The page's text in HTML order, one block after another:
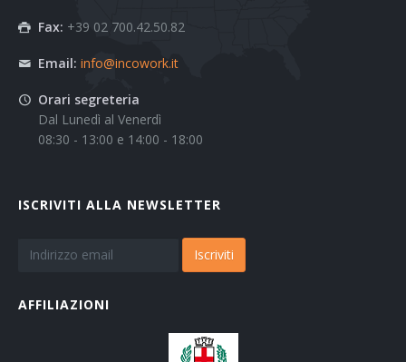
Fax: +39 02 700.42.50.82
Email: info@incowork.it
Orari segreteria
Dal Lunedì al Venerdì
08:30 - 13:00 e 14:00 - 18:00
ISCRIVITI ALLA NEWSLETTER
Iscriviti
AFFILIAZIONI